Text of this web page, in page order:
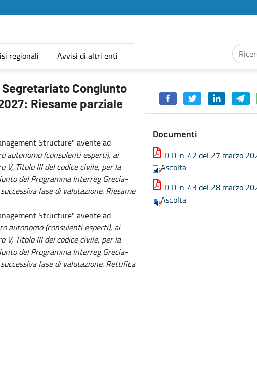
regionali Avvisi di altri enti
Grecia-Italia 2021-2027: Riesame parziale - Concorsi
Congiunto
Riesame parziale
Structure" avente ad
autonomo (consulenti esperti), ai
V, Titolo III del codice civile, per la
del Programma Interreg Grecia-
fase di valutazione. Riesame
Structure" avente ad
autonomo (consulenti esperti), ai
V, Titolo III del codice civile, per la
del Programma Interreg Grecia-
fase di valutazione. Rettifica
Documenti
D.D. n. 42 del 27 marzo
Ascolta
D.D. n. 43 del 28 marzo
Ascolta